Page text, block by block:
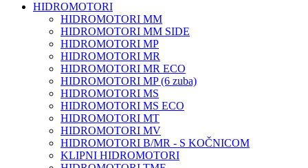
HIDROMOTORI
HIDROMOTORI MM
HIDROMOTORI MM SIDE
HIDROMOTORI MP
HIDROMOTORI MR
HIDROMOTORI MR ECO
HIDROMOTORI MP (6 zuba)
HIDROMOTORI MS
HIDROMOTORI MS ECO
HIDROMOTORI MT
HIDROMOTORI MV
HIDROMOTORI B/MR - S KOČNICOM
KLIPNI HIDROMOTORI